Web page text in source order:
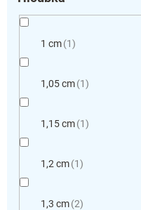
1 cm 1
1,05 cm 1
1,15 cm 1
1,2 cm 1
1,3 cm 2